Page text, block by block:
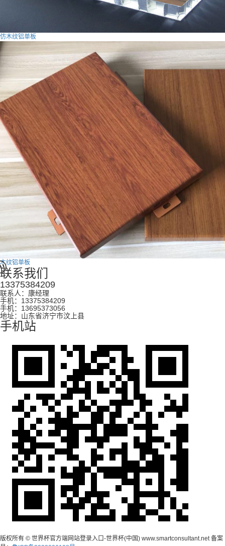
仿木纹铝单板
木纹铝单板
联系我们
13375384209
联系人：康经理
手机：13375384209
手机：13695373056
地址：山东省济宁市汶上县
手机站
版权所有 © 世界杯官方端网站登录入口-世界杯(中国) www.smartconsultant.net 备案